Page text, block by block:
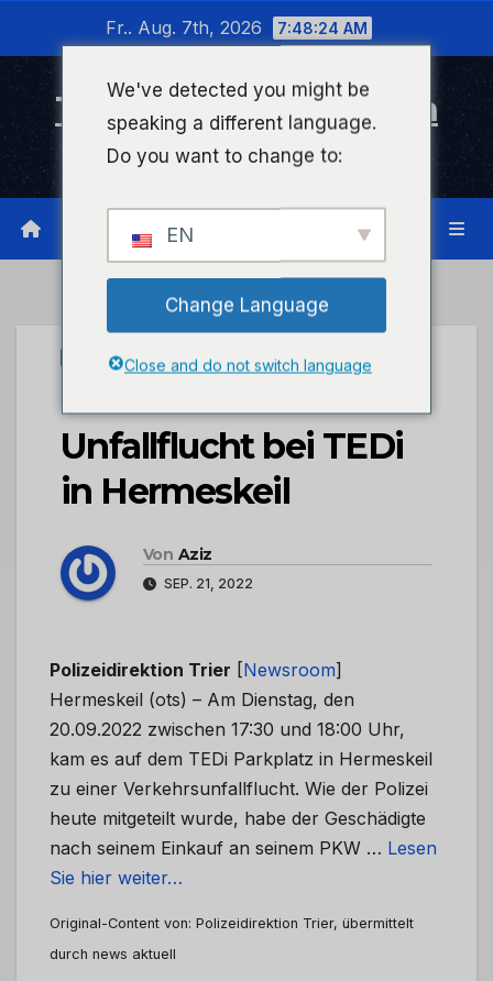
wechseln
Fr.. Aug. 7th, 2026 7:48:24 AM
Timeline Bad Kreuznach
Infonetzwerk für Bad Kreuznach
UNCATEGORIZED
POL-PDTR:
Unfallflucht bei TEDi
in Hermeskeil
Von Aziz
SEP. 21, 2022
Polizeidirektion Trier [Newsroom]
Hermeskeil (ots) – Am Dienstag, den
20.09.2022 zwischen 17:30 und 18:00 Uhr,
kam es auf dem TEDi Parkplatz in Hermeskeil
zu einer Verkehrsunfallflucht. Wie der Polizei
heute mitgeteilt wurde, habe der Geschädigte
nach seinem Einkauf an seinem PKW … Lesen
Sie hier weiter…
Original-Content von: Polizeidirektion Trier, übermittelt
durch news aktuell
We've detected you might be
speaking a different language.
Do you want to change to:
EN
Change Language
Close and do not switch language